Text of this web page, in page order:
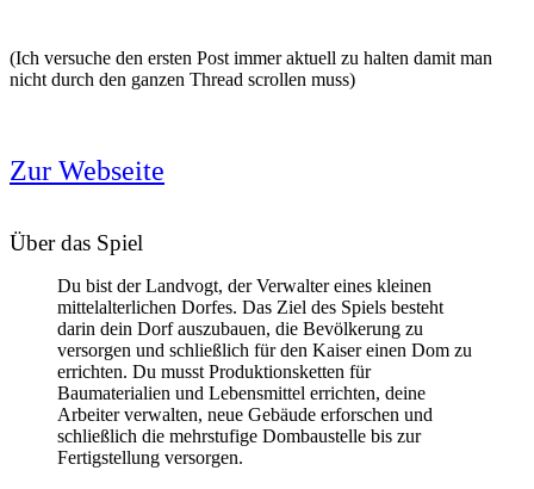
(Ich versuche den ersten Post immer aktuell zu halten damit man
nicht durch den ganzen Thread scrollen muss)
Zur Webseite
Über das Spiel
Du bist der Landvogt, der Verwalter eines kleinen
mittelalterlichen Dorfes. Das Ziel des Spiels besteht
darin dein Dorf auszubauen, die Bevölkerung zu
versorgen und schließlich für den Kaiser einen Dom zu
errichten. Du musst Produktionsketten für
Baumaterialien und Lebensmittel errichten, deine
Arbeiter verwalten, neue Gebäude erforschen und
schließlich die mehrstufige Dombaustelle bis zur
Fertigstellung versorgen.